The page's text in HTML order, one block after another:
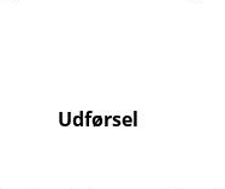
Udførsel